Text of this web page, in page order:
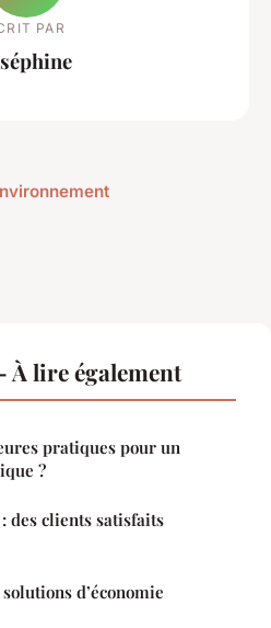
PAR
lire également
pratiques pour un
?
des clients satisfaits
d’économie